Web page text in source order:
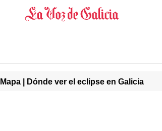
Mapa | Dónde ver el eclipse en Galicia